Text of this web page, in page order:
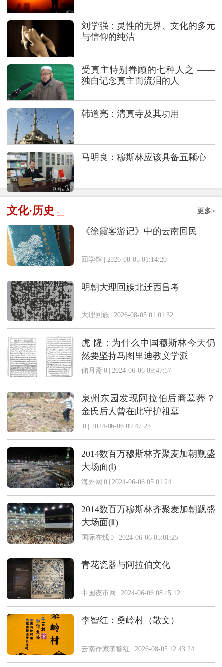
刘学强：灵性的无界、文化的多元
与信仰的纯洁
受真主特别眷顾的七种人之 ——
独自记念真主而流泪的人
韩道亮：清真寺及其功用
马明良：穆斯林应该具备五颗心
更多>
文化·历史
《徐霞客游记》中的云南回民
回学馆 | 2026-08-05 01:14:20
明朝大理回族北迁西昌考
大理回族 | 2026-08-05 01:01:32
虎 隆：为什么中国穆斯林今天仍
然要坚持马图里迪教义学派
储月斋|0 | 2024-06-06 09:47:37
泉州东园发现阿拉伯后裔墓葬？
金氏后人曾在此守护祖墓
|0 | 2024-06-06 09:47:23
2014数百万穆斯林齐聚麦加朝觐盛
大场面(Ⅰ)
海外网|0 | 2024-06-06 05:01:24
2014数百万穆斯林齐聚麦加朝觐盛
大场面(Ⅱ)
国际在线|0 | 2024-06-06 05:01:25
青花瓷器与阿拉伯文化
中国夜市网 | 2024-06-06 08:45:12
李智红：桑岭村（散文）
云南作家李智红 | 2026-08-05 12:43:24